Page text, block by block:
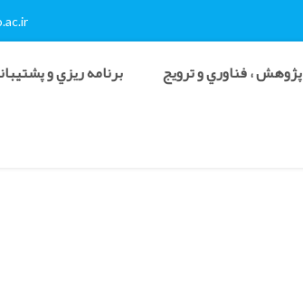
پژوهش ، فناوري و ترويج برنامه ريزي و